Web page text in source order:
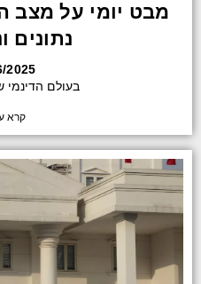
מבט יומי על מצב
נתונים
2025
בעולם הדינמי
קרא